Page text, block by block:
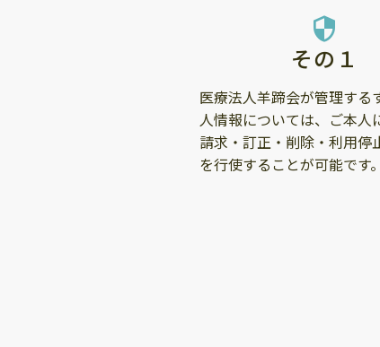
security
その１
医療法人羊蹄会が管理する
人情報については、ご本人
請求・訂正・削除・利用停
を行使することが可能です。